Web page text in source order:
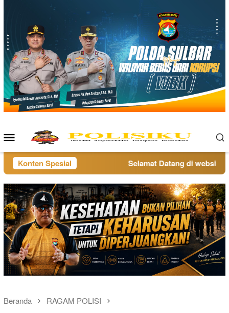
Menu
Mobile
Konten Spesial Selamat Datang di website
Beranda RAGAM POLISI